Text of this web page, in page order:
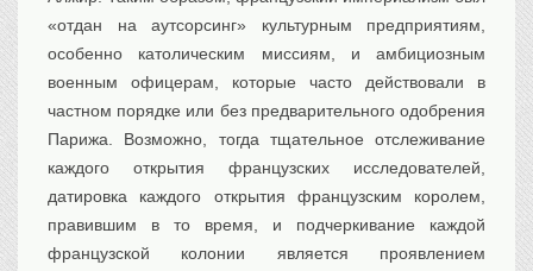
«отдан на аутсорсинг» культурным предприятиям,
особенно католическим миссиям, и амбициозным
военным офицерам, которые часто действовали в
частном порядке или без предварительного одобрения
Парижа. Возможно, тогда тщательное отслеживание
каждого открытия французских исследователей,
датировка каждого открытия французским королем,
правившим в то время, и подчеркивание каждой
французской колонии является проявлением